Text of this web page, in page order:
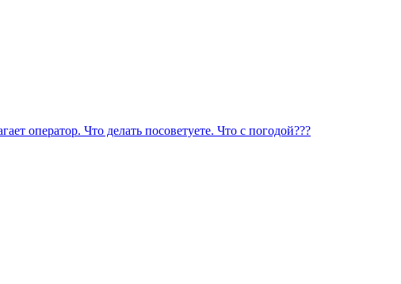
оператор. Что делать посоветуете. Что с погодой???